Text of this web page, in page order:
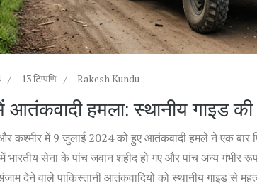
13 टिप्पणि Rakesh Kundu
हमला: स्थानीय गाइड की
कश्मीर में 9 जुलाई 2024 को हुए आतंकवादी हमले ने एक बार
सेना के पांच जवान शहीद हो गए और पांच अन्य गंभीर
देने वाले पाकिस्तानी आतंकवादियों को स्थानीय गाइड से